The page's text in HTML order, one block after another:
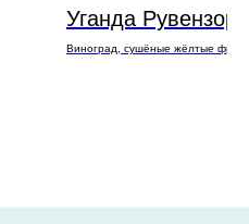
Уганда Рувензори
Виноград, сушёные жёлтые